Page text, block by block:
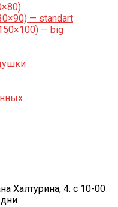
— standart
— big
Халтурина, 4. с 10-00